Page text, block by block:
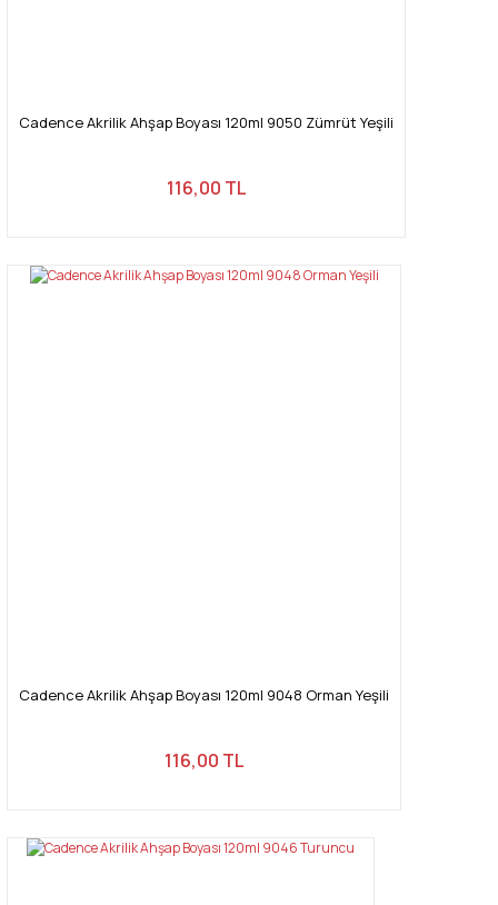
Cadence Akrilik Ahşap Boyası 120ml 9050 Zümrüt Yeşili
116,00 TL
Cadence Akrilik Ahşap Boyası 120ml 9048 Orman Yeşili
116,00 TL